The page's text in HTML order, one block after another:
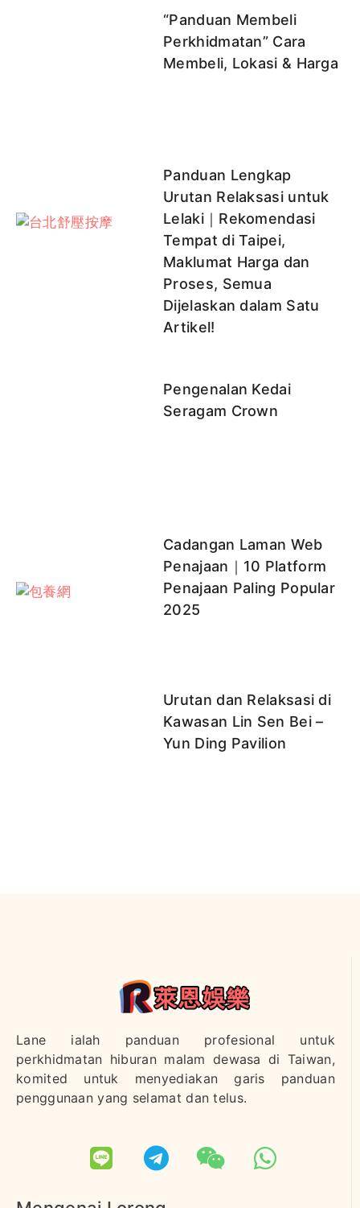
“Panduan Membeli
Perkhidmatan” Cara
Membeli, Lokasi & Harga
Panduan Lengkap
Urutan Relaksasi untuk
Lelaki｜Rekomendasi
Tempat di Taipei,
Maklumat Harga dan
Proses, Semua
Dijelaskan dalam Satu
Artikel!
Pengenalan Kedai
Seragam Crown
Cadangan Laman Web
Penajaan｜10 Platform
Penajaan Paling Popular
2025
Urutan dan Relaksasi di
Kawasan Lin Sen Bei –
Yun Ding Pavilion
Lane ialah panduan profesional untuk
perkhidmatan hiburan malam dewasa di Taiwan,
komited untuk menyediakan garis panduan
penggunaan yang selamat dan telus.